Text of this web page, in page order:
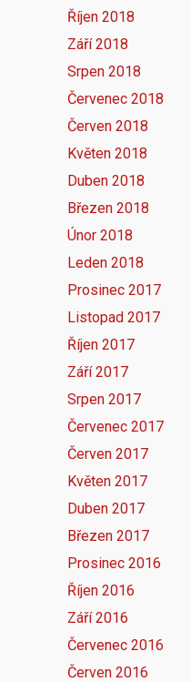
Říjen 2018
Září 2018
Srpen 2018
Červenec 2018
Červen 2018
Květen 2018
Duben 2018
Březen 2018
Únor 2018
Leden 2018
Prosinec 2017
Listopad 2017
Říjen 2017
Září 2017
Srpen 2017
Červenec 2017
Červen 2017
Květen 2017
Duben 2017
Březen 2017
Prosinec 2016
Říjen 2016
Září 2016
Červenec 2016
Červen 2016